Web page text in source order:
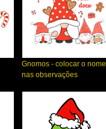
Gnomos - colocar o nome
nas observações